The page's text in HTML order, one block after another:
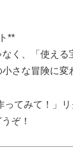
**
なく、「使え
さな冒険に変
ってみて！」
ぞ！